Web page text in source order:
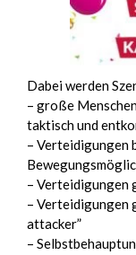
Dabei werden
– große
taktisch und
– Verteidigungen
– Verteidigungen
– Verteidigungen
attacker”
–